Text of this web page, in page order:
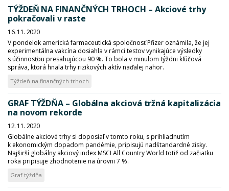
TÝŽDEŇ NA FINANČNÝCH TRHOCH – Akciové trhy
pokračovali v raste
16. 11. 2020
V pondelok americká farmaceutická spoločnosť Pfizer oznámila, že jej
experimentálna vakcína dosiahla v rámci testov vynikajúce výsledky
s účinnosťou presahujúcou 90 %. To bola v minulom týždni kľúčová
správa, ktorá hnala trhy rizikových aktív naďalej nahor.
Týždeň na finančných trhoch
GRAF TÝŽDŇA – Globálna akciová tržná kapitalizácia
na novom rekorde
12. 11. 2020
Globálne akciové trhy si doposiaľ v tomto roku, s prihliadnutím
k ekonomickým dopadom pandémie, pripisujú nadštandardné zisky.
Najširší globálny akciový index MSCI All Country World totiž od začiatku
roka pripisuje zhodnotenie na úrovni 7 %.
Graf týždňa